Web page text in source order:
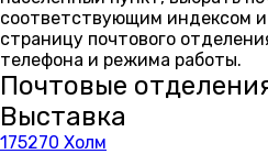
соответствующим индексом
страницу почтового
телефона и режима работы.
Почтовые
Выставка
175270 Холм